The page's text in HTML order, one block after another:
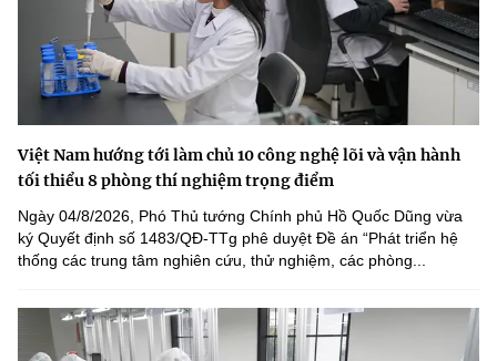
Việt Nam hướng tới làm chủ 10 công nghệ lõi và vận hành
tối thiểu 8 phòng thí nghiệm trọng điểm
Ngày 04/8/2026, Phó Thủ tướng Chính phủ Hồ Quốc Dũng vừa
ký Quyết định số 1483/QĐ-TTg phê duyệt Đề án “Phát triển hệ
thống các trung tâm nghiên cứu, thử nghiệm, các phòng...